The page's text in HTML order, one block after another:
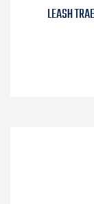
LEASH